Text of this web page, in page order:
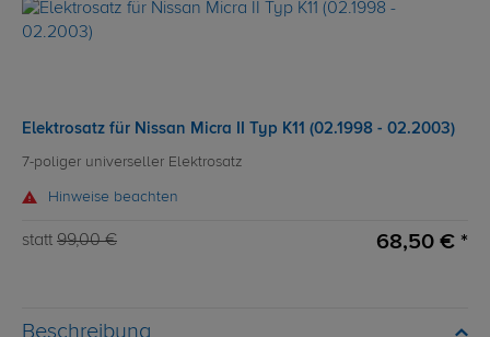
Elektrosatz für Nissan Micra II Typ K11 (02.1998 - 02.2003)
7-poliger universeller Elektrosatz
Hinweise beachten
statt 99,00 € 68,50 € *
Beschreibung